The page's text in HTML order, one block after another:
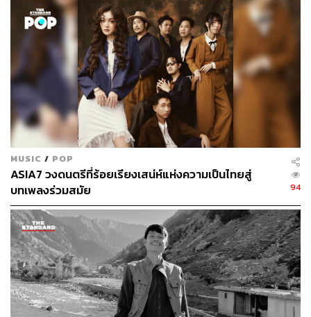
เดียวกันของปีที่ผ่านมา (ระหว่างเดือนเมษายน 2563 และ
เมษายน 2564) ในขณะที่เวลาการรับชมวิดีโอประเภท
คาราโอเกะบน YouTube เพิ่มขึ้นกว่า 70% นอกจากนี้ยังมี
เกษตรกรรมและออกกำลังกายที่ชมเพิ่มขึ้น 50%
โดยแพลตฟอร์ม YouTube มีช่องที่มีผู้ติดตามทะลุ 1 ล้านคน
รวมกว่า 650 ช่อง ซึ่งเพิ่มขึ้น 200 ช่องเมื่อเทียบกับช่วง
เดียวกันของปีที่ผ่านมา หรือเฉลี่ยแล้วเพิ่มขึ้น 1 ช่องทุกๆ 2 วัน
และช่องที่มีผู้ติดตามกว่า 1 แสนคน รวมแล้วกว่า 7,000 ช่อง
ข้อมูลจากสมาคมโฆษณาดิจิทัล (ประเทศไทย) คาดการณ์ว่า
เม็ดเงินลงทุนผ่านสื่อดิจิทัลจะเพิ่มมากขึ้นประมาณ 9% ในปี
2565 เป็น 27,040 ล้านบาท
Facebook ยังคงเป็นแพลตฟอร์มอันดับ 1 ที่แบรนด์ต่างๆ เลือก
ใช้ในการสื่อสารกับผู้บริโภค คิดเป็นสัดส่วน 1 ใน 3 ของเม็ด
เงินลงทุนผ่านสื่อดิจิทัลทั้งหมด ตามมาด้วย YouTube คิดเป็น
สัดส่วน 17% หรือราว 4,690 ล้านบาท ในขณะที่ปี 2564 นั้นมี
การใช้งบโฆษณากับ YouTube ทั้งสิ้น 4,195 ล้านบาท
MUSIC / POP
ASIA7 วงดนตรีที่ร้อยเรียงเสน่ห์แห่งความเป็นไทยสู่
บทเพลงร่วมสมัย
94